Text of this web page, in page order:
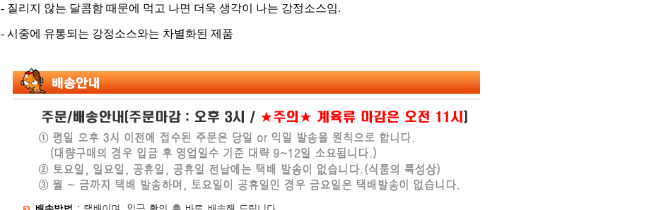
- 질리지 않는 달콤함 때문에 먹고 나면 더욱 생각이 나는 강정소스임.
- 시중에 유통되는 강정소스와는 차별화된 제품